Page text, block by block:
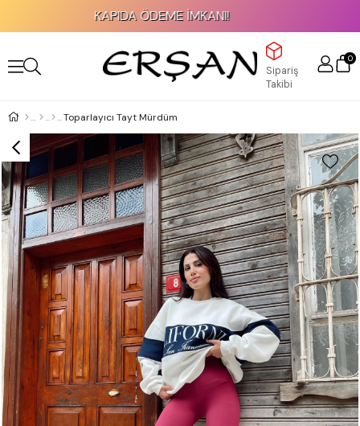
KAPIDA ÖDEME İMKANI!
Sipariş
Takibi
0
Toparlayıcı Tayt Mürdüm